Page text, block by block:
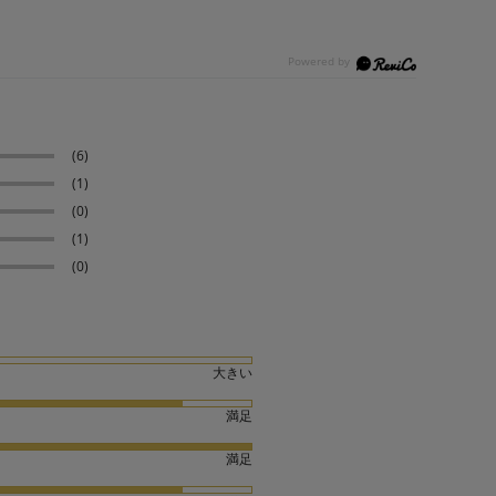
(6)
(1)
(0)
(1)
(0)
大きい
満足
満足